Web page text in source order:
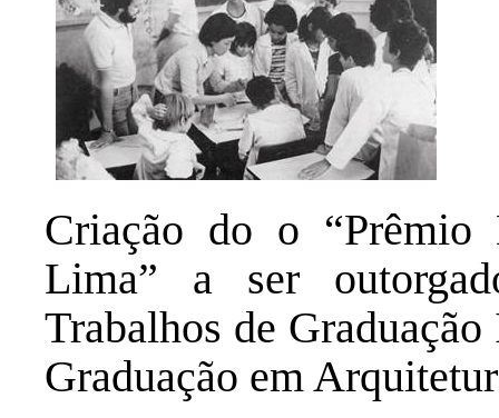
Criação do o “Prêmio
Lima” a ser
Trabalhos de
Graduação em